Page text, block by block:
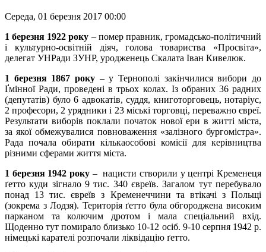
Середа, 01 березня 2017 00:00
1 березня 1922 року – помер правник, громадсько-політичний
і культурно-освітній діяч, голова товариства «Просвіта»,
делегат УНРади ЗУНР, уродженець Скалата Іван Кивелюк.
1 березня 1867 року – у Тернополі закінчилися вибори до
Ґмінної Ради, проведені в трьох колах. Із обраних 36 радних
(депутатів) було 6 адвокатів, суддя, книготорговець, нотаріус,
2 професори, 2 урядники і 23 міські торговці, переважно євреї.
Результати виборів поклали початок нової ери в житті міста,
за якої обмежувалися повноваження «залізного бургомістра».
Рада почала обирати кількаособові комісії для керівництва
різними сферами життя міста.
1 березня 1942 року – нацисти створили у центрі Кременеця
ґетто куди зігнало 9 тис. 340 євреїв. Загалом тут перебувало
понад 13 тис. євреїв з Кременеччини та втікачі з Польщі
(зокрема з Лодзя). Територія ґетто була обгороджена високим
парканом та колючим дротом і мала спеціальний вхід.
Щоденно тут помирало близько 10-12 осіб. 9-10 серпня 1942 р.
німецькі карателі розпочали ліквідацію ґетто.